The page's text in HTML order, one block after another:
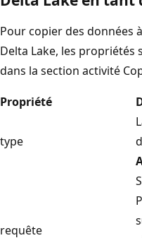
Pour copier des données
Delta Lake, les propriétés
dans la section activité
Propriété
type
requête